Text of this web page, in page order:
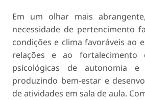
Em um olhar mais
necessidade de pertencimento
condições e clima favoráveis ao
relações e ao fortalecimento
psicológicas de autonomia e
produzindo bem-estar e
de atividades em sala de aula.